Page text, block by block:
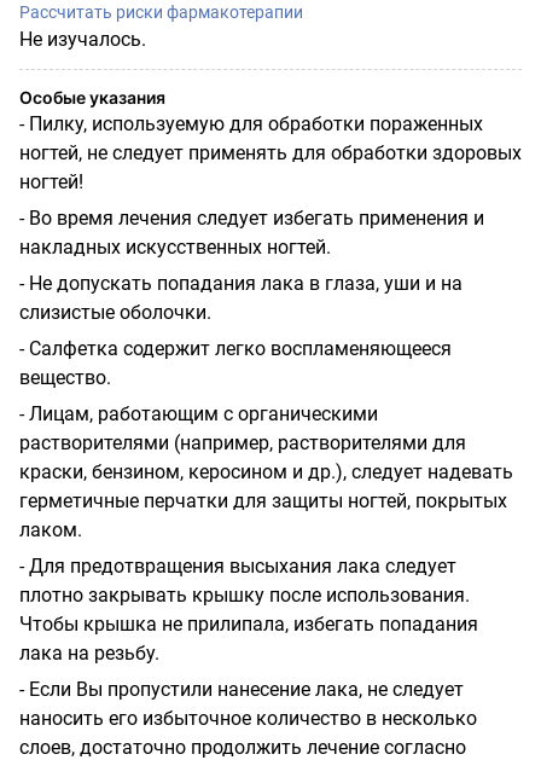
Рассчитать риски фармакотерапии
Не изучалось.
Особые указания
- Пилку, используемую для обработки пораженных
ногтей, не следует применять для обработки здоровых
ногтей!
- Во время лечения следует избегать применения и
накладных искусственных ногтей.
- Не допускать попадания лака в глаза, уши и на
слизистые оболочки.
- Салфетка содержит легко воспламеняющееся
вещество.
- Лицам, работающим с органическими
растворителями (например, растворителями для
краски, бензином, керосином и др.), следует надевать
герметичные перчатки для защиты ногтей, покрытых
лаком.
- Для предотвращения высыхания лака следует
плотно закрывать крышку после использования.
Чтобы крышка не прилипала, избегать попадания
лака на резьбу.
- Если Вы пропустили нанесение лака, не следует
наносить его избыточное количество в несколько
слоев, достаточно продолжить лечение согласно